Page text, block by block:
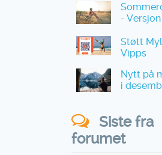
-
Støtt
Vipps
Nytt på
i
Siste fra
forumet